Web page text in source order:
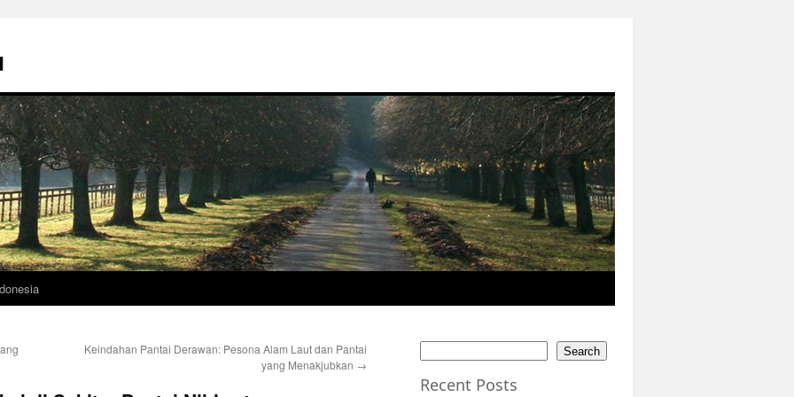
Keindahan Pantai Derawan: Pesona Alam Laut dan Pantai
yang Menakjubkan →
Search
Recent Posts